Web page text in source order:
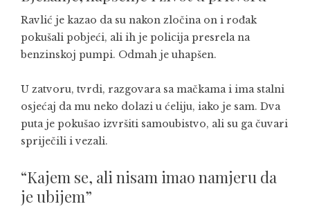
Ravlić je kazao da su nakon zločina on i rođak
pokušali pobjeći, ali ih je policija presrela na
benzinskoj pumpi. Odmah je uhapšen.
U zatvoru, tvrdi, razgovara sa mačkama i ima stalni
osjećaj da mu neko dolazi u ćeliju, iako je sam. Dva
puta je pokušao izvršiti samoubistvo, ali su ga čuvari
spriječili i vezali.
“Kajem se, ali nisam imao namjeru da
je ubijem”